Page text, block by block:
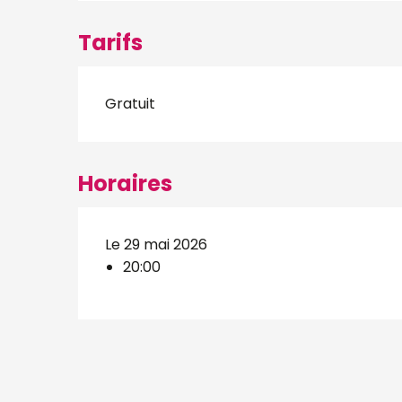
Tarifs
Gratuit
Horaires
Le 29 mai 2026
20:00